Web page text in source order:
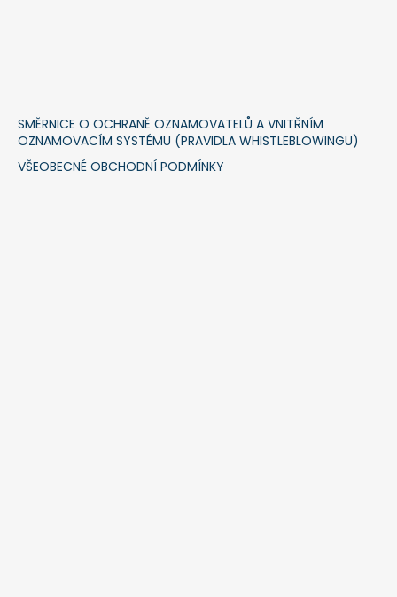
SMĚRNICE O OCHRANĚ OZNAMOVATELŮ A VNITŘNÍM
OZNAMOVACÍM SYSTÉMU (PRAVIDLA WHISTLEBLOWINGU)
VŠEOBECNÉ OBCHODNÍ PODMÍNKY